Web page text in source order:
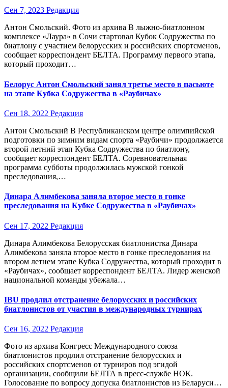
Сен 7, 2023 Редакция
Антон Смольский. Фото из архива В лыжно-биатлонном
комплексе «Лаура» в Сочи стартовал Кубок Содружества по
биатлону с участием белорусских и российских спортсменов,
сообщает корреспондент БЕЛТА. Программу первого этапа,
который проходит…
Белорус Антон Смольский занял третье место в пасьюте
на этапе Кубка Содружества в «Раубичах»
Сен 18, 2022 Редакция
Антон Смольский В Республиканском центре олимпийской
подготовки по зимним видам спорта «Раубичи» продолжается
второй летний этап Кубка Содружества по биатлону,
сообщает корреспондент БЕЛТА. Соревновательная
программа субботы продолжилась мужской гонкой
преследования,…
Динара Алимбекова заняла второе место в гонке
преследования на Кубке Содружества в «Раубичах»
Сен 17, 2022 Редакция
Динара Алимбекова Белорусская биатлонистка Динара
Алимбекова заняла второе место в гонке преследования на
втором летнем этапе Кубка Содружества, который проходит в
«Раубичах», сообщает корреспондент БЕЛТА. Лидер женской
национальной команды убежала…
IBU продлил отстранение белорусcких и российских
биатлонистов от участия в международных турнирах
Сен 16, 2022 Редакция
Фото из архива Конгресс Международного союза
биатлонистов продлил отстранение белорусcких и
российских спортсменов от турниров под эгидой
организации, сообщили БЕЛТА в пресс-службе НОК.
Голосование по вопросу допуска биатлонистов из Беларуси…